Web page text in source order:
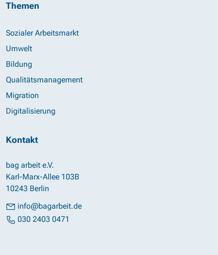
Themen
Sozialer Arbeitsmarkt
Umwelt
Bildung
Qualitätsmanagement
Migration
Digitalisierung
Kontakt
bag arbeit e.V.
Karl-Marx-Allee 103B
10243 Berlin
info@bagarbeit.de
030 2403 0471